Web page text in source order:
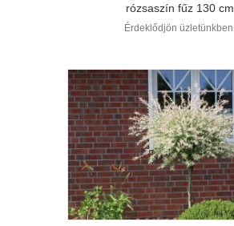
rózsaszín fűz 130 cm
Érdeklődjön üzletünkben.